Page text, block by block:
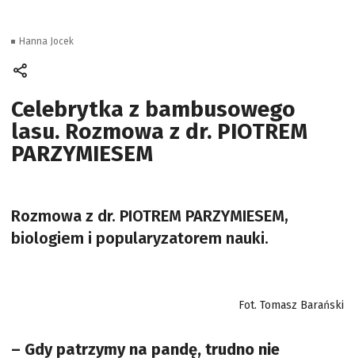
Celebrytka z bambusowego
lasu. Rozmowa z dr. PIOTREM
PARZYMIESEM
Rozmowa z dr. PIOTREM PARZYMIESEM,
biologiem i popularyzatorem nauki.
Fot. Tomasz Barański
– Gdy patrzymy na pandę, trudno nie
Hanna Jocek